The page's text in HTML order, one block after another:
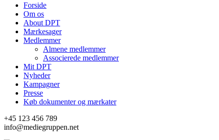
Forside
Om os
About DPT
Mærkesager
Medlemmer
Almene medlemmer
Associerede medlemmer
Mit DPT
Nyheder
Kampagner
Presse
Køb dokumenter og mærkater
+45 123 456 789
info@mediegruppen.net